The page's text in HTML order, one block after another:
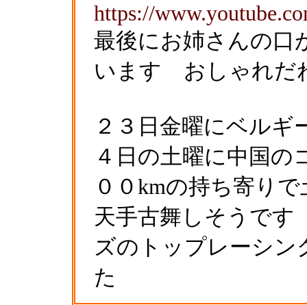
https://
最後にお姉さんの口
います おしゃれだ
２３日金曜にベル
４日の土曜に中国
００kmの持ち寄り
天手古舞しそうで
ズのトップレーシ
た